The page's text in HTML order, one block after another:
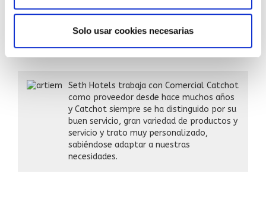
Solo usar cookies necesarias
importante, Comercial Catchot se
esfuerza en proporcionar valor a través de
Seth Hotels trabaja con Comercial Catchot
como proveedor desde hace muchos años
y Catchot siempre se ha distinguido por su
buen servicio, gran variedad de productos y
servicio y trato muy personalizado,
sabiéndose adaptar a nuestras
necesidades.